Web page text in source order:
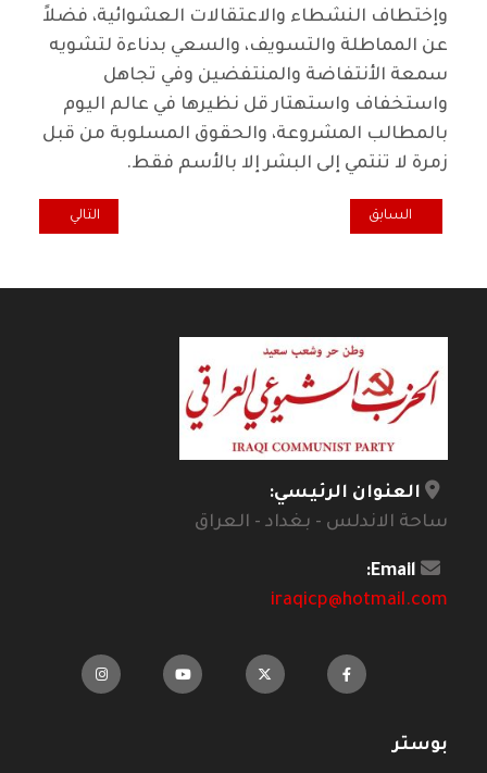
وإختطاف النشطاء والاعتقالات العشوائية، فضلاً
عن المماطلة والتسويف، والسعي بدناءة لتشويه
سمعة الأنتفاضة والمنتفضين وفي تجاهل
واستخفاف واستهتار قل نظيرها في عالم اليوم
بالمطالب المشروعة، والحقوق المسلوبة من قبل
زمرة لا تنتمي إلى البشر إلا بالأسم فقط.
المقال السابق: لا تحمّلوا الفقراء أعباء ازماتكم!
السابق المقال التالي:
التالي
العنوان الرئيسي:
ساحة الاندلس - بغداد - العراق
Email:
iraqicp@hotmail.com
بوستر